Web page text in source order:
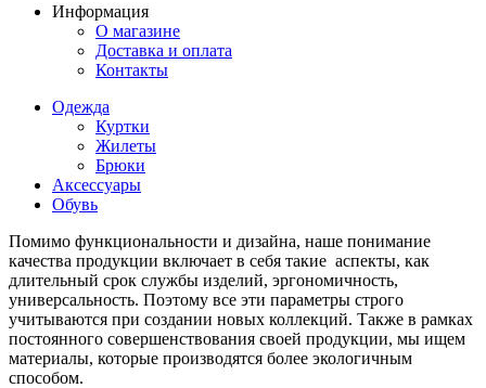
Информация
О магазине
Доставка и оплата
Контакты
Одежда
Куртки
Жилеты
Брюки
Аксессуары
Обувь
Помимо функциональности и дизайна, наше понимание
качества продукции включает в себя такие аспекты, как
длительный срок службы изделий, эргономичность,
универсальность. Поэтому все эти параметры строго
учитываются при создании новых коллекций. Также в рамках
постоянного совершенствования своей продукции, мы ищем
материалы, которые производятся более экологичным
способом.